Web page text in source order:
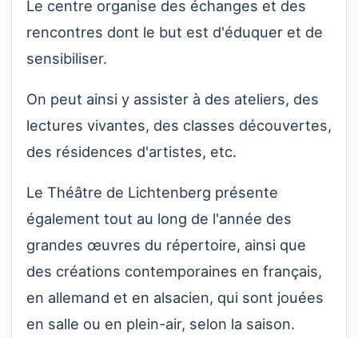
Le centre organise des échanges et des
rencontres dont le but est d'éduquer et de
sensibiliser.
On peut ainsi y assister à des ateliers, des
lectures vivantes, des classes découvertes,
des résidences d'artistes, etc.
Le Théâtre de Lichtenberg présente
également tout au long de l'année des
grandes œuvres du répertoire, ainsi que
des créations contemporaines en français,
en allemand et en alsacien, qui sont jouées
en salle ou en plein-air, selon la saison.